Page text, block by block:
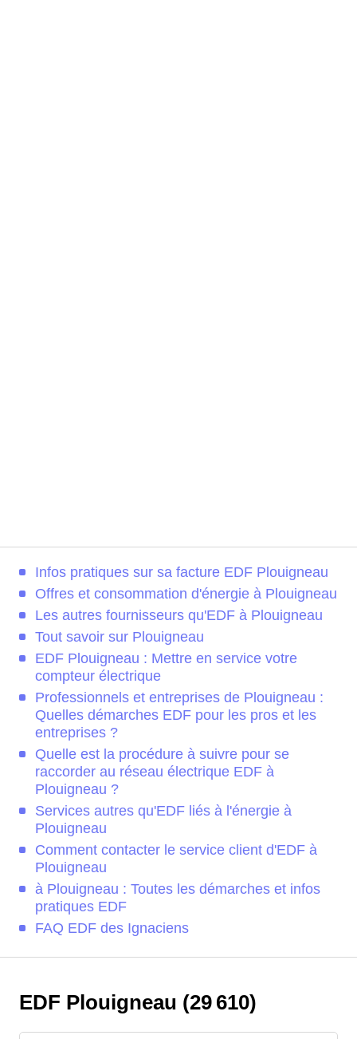
Infos pratiques sur sa facture EDF Plouigneau
Offres et consommation d'énergie à Plouigneau
Les autres fournisseurs qu'EDF à Plouigneau
Tout savoir sur Plouigneau
EDF Plouigneau : Mettre en service votre
compteur électrique
Professionnels et entreprises de Plouigneau :
Quelles démarches EDF pour les pros et les
entreprises ?
Quelle est la procédure à suivre pour se
raccorder au réseau électrique EDF à
Plouigneau ?
Services autres qu'EDF liés à l'énergie à
Plouigneau
Comment contacter le service client d'EDF à
Plouigneau
à Plouigneau : Toutes les démarches et infos
pratiques EDF
FAQ EDF des Ignaciens
EDF Plouigneau (29 610)